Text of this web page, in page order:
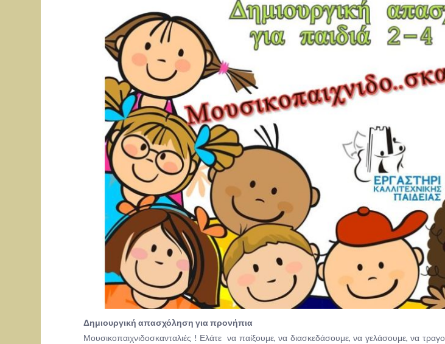
Δημιουργική απασχόληση για προνήπια
Μουσικοπαιχνιδοσκανταλιές ! Ελάτε να παίξουμε, να διασκεδάσουμε, να γελάσουμε, να